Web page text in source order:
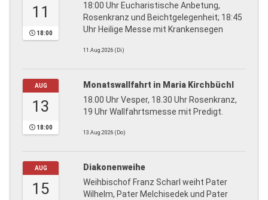
11
18:00
18:00 Uhr Eucharistische Anbetung,
Rosenkranz und Beichtgelegenheit; 18:45
Uhr Heilige Messe mit Krankensegen
11.Aug.2026 (Di)
AUG
13
18:00
Monatswallfahrt in Maria Kirchbüchl
18.00 Uhr Vesper, 18.30 Uhr Rosenkranz,
19 Uhr Wallfahrtsmesse mit Predigt.
13.Aug.2026 (Do)
AUG
15
Diakonenweihe
Weihbischof Franz Scharl weiht Pater
Wilhelm, Pater Melchisedek und Pater